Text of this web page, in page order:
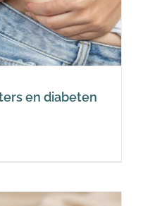
en diabeten